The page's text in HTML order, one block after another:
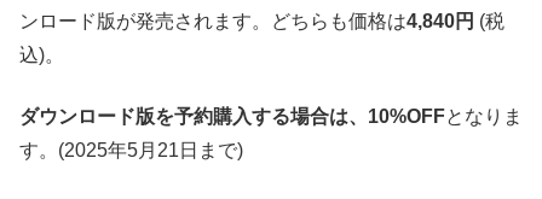
ンロード版が発売されます。どちらも価格は4,840円 (税
込)。
ダウンロード版を予約購入する場合は、10%OFFとなりま
す。(2025年5月21日まで)